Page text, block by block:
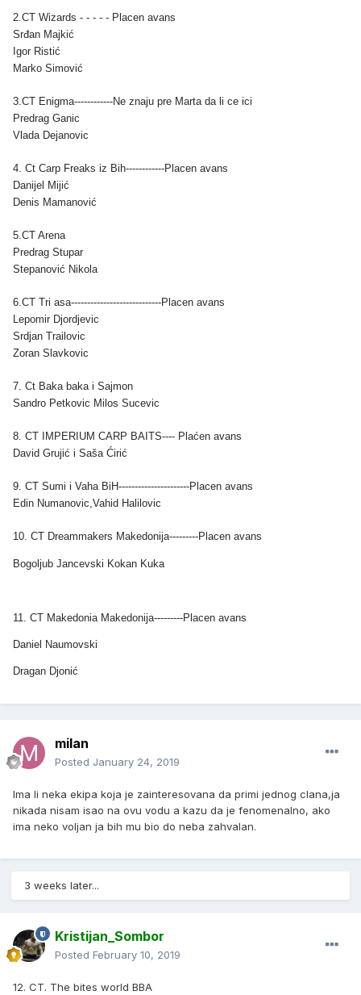
2.CT Wizards - - - - - Placen avans
Srđan Majkić
Igor Ristić
Marko Simović
3.CT Enigma------------Ne znaju pre Marta da li ce ici
Predrag Ganic
Vlada Dejanovic
4. Ct Carp Freaks iz Bih------------Placen avans
Danijel Mijić
Denis Mamanović
5.CT Arena
Predrag Stupar
Stepanović Nikola
6.CT Tri asa----------------------------Placen avans
Lepomir Djordjevic
Srdjan Trailovic
Zoran Slavkovic
7. Ct Baka baka i Sajmon
Sandro Petkovic Milos Sucevic
8. CT IMPERIUM CARP BAITS---- Plaćen avans
David Grujić i Saša Ćirić
9. CT Sumi i Vaha BiH----------------------Placen avans
Edin Numanovic,Vahid Halilovic
10. CT Dreammakers Makedonija---------Placen avans
Bogoljub Jancevski Kokan Kuka
11. CT Makedonia Makedonija---------Placen avans
Daniel Naumovski
Dragan Djonić
milan
Posted January 24, 2019
Ima li neka ekipa koja je zainteresovana da primi jednog clana,ja
nikada nisam isao na ovu vodu a kazu da je fenomenalno, ako
ima neko voljan ja bih mu bio do neba zahvalan.
3 weeks later...
Kristijan_Sombor
Posted February 10, 2019
12. CT. The bites world BBA